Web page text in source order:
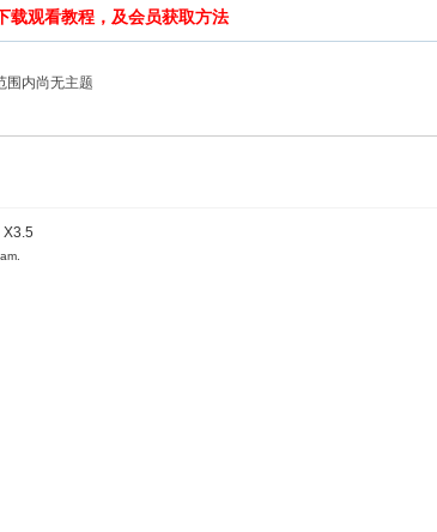
载观看教程，及会员获取方法
围内尚无主题
X3.5